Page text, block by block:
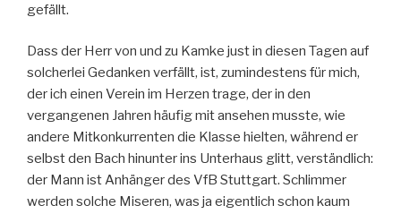
gefällt.
Dass der Herr von und zu Kamke just in diesen Tagen auf
solcherlei Gedanken verfällt, ist, zumindestens für mich,
der ich einen Verein im Herzen trage, der in den
vergangenen Jahren häufig mit ansehen musste, wie
andere Mitkonkurrenten die Klasse hielten, während er
selbst den Bach hinunter ins Unterhaus glitt, verständlich:
der Mann ist Anhänger des VfB Stuttgart. Schlimmer
werden solche Miseren, was ja eigentlich schon kaum